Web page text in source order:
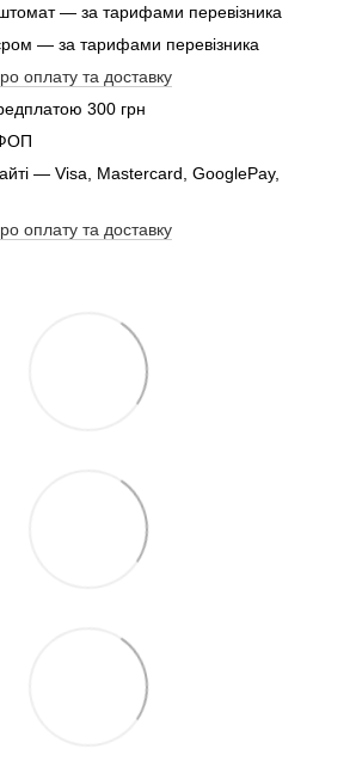
— за тарифами перевізника
— за тарифами перевізника
оплату та доставку
300 грн
— Visa, Mastercard, GooglePay,
оплату та доставку